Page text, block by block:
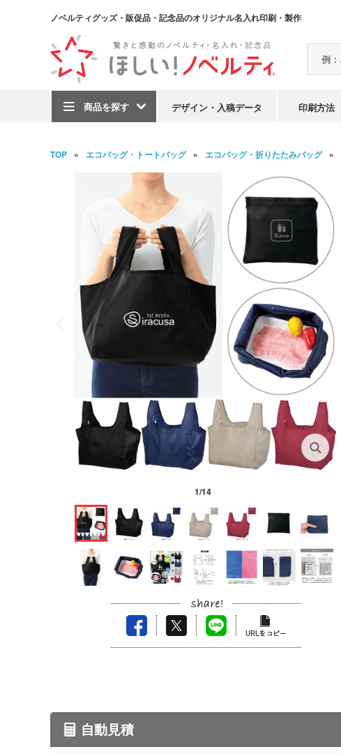
ノベルティグッズ・販促品・記念品のオリジナル名入れ印刷・製作
商品を探す デザイン・入稿データ 印刷方法
TOP エコバッグ・トートバッグ エコバッグ・折りたたみバッグ
1/14
自動見積